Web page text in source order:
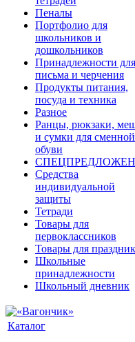
Пеналы
Портфолио для
школьников и
дошкольников
Принадлежности для
письма и черчения
Продукты питания,
посуда и техника
Разное
Ранцы, рюкзаки,
и сумки для сменной
обуви
Средства
индивидуальной
защиты
Тетради
Товары для
первоклассников
Товары для
Школьные
принадлежности
Школьный дневник
Каталог